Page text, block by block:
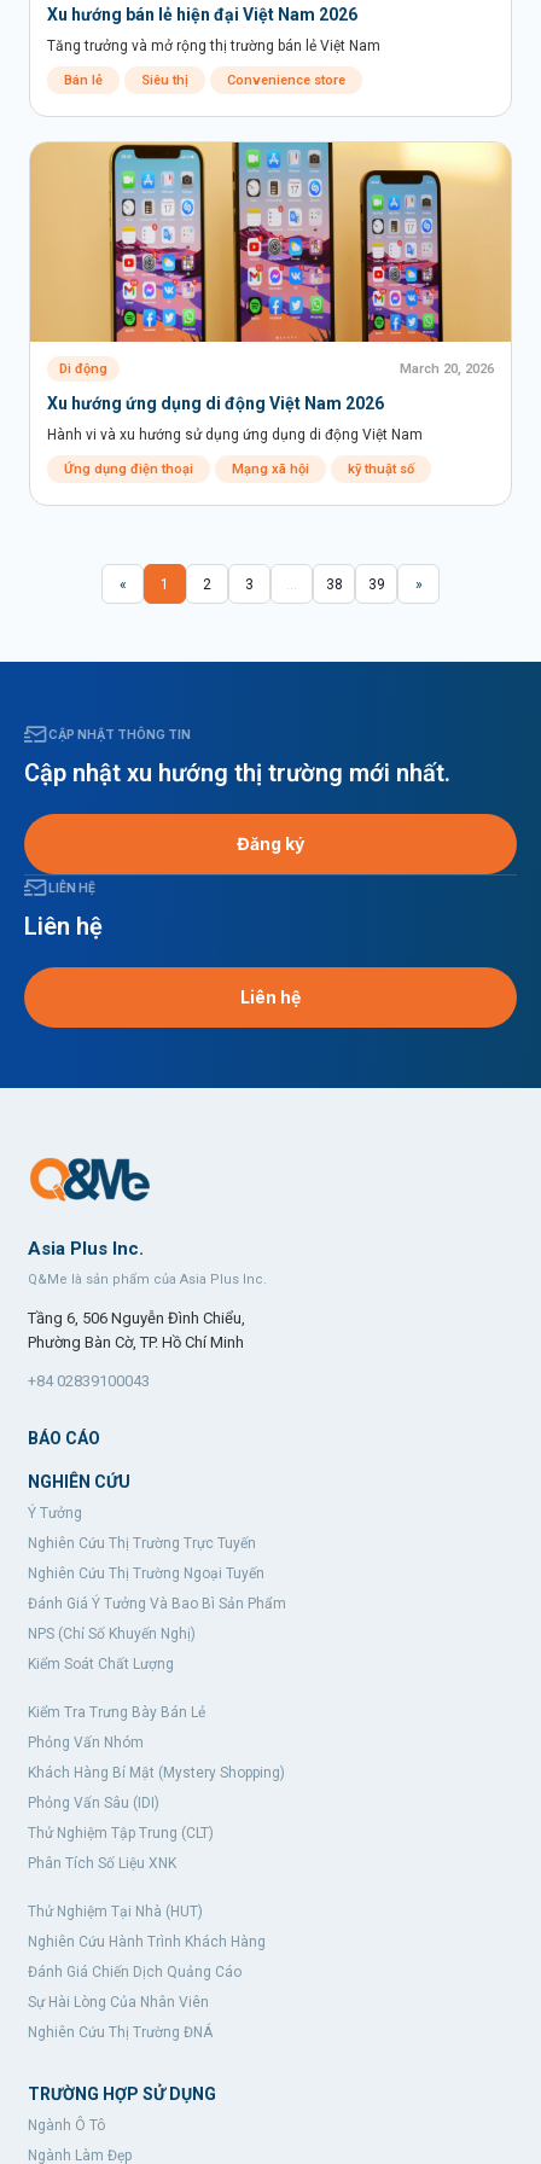
Nền kinh tế Việt Nam (1) Xu hướng tại Việt Nam (1)
Hamburger (1) Gà (1) Mì ăn liền (1)
Kiểm tra trưng bày bán lẻ (1) Phân tích bằng AI (1)
Khách đến cửa hàng (1) Thực phẩm tươi sống (1)
GT (1) MT (1) Đi chợ (1) Nhập dữ liệu (1)
Xuất xứ quốc gia (1) aging (1) kỹ thuật số (1)
Trà sữa (1) live commerce (1) Điều hòa (2)
nắng nóng (2) Cocoon (1) Món ăn Việt Nam (1)
Điểm đến Việt Nam (1) Tham quan (1) Hàng giả (1)
Hàng giả mạo (1) món mới (1) Macro trend (1)
Xu hướng bán lẻ hiện đại Việt Nam 2026
Tăng trưởng và mở rộng thị trường bán lẻ Việt Nam
Bán lẻ Siêu thị Convenience store
Di động March 20, 2026
Xu hướng ứng dụng di động Việt Nam 2026
Hành vi và xu hướng sử dụng ứng dụng di động Việt Nam
Ứng dụng điện thoại Mạng xã hội kỹ thuật số
« 1 2 3 38 39 »
CẬP NHẬT THÔNG TIN
Cập nhật xu hướng thị trường mới nhất.
Đăng ký
LIÊN HỆ
Liên hệ
Liên hệ
Asia Plus Inc.
Q&Me là sản phẩm của Asia Plus Inc.
Tầng 6, 506 Nguyễn Đình Chiểu,
Phường Bàn Cờ, TP. Hồ Chí Minh
+84 02839100043
BÁO CÁO
NGHIÊN CỨU
Ý Tưởng
Nghiên Cứu Thị Trường Trực Tuyến
Nghiên Cứu Thị Trường Ngoại Tuyến
Đánh Giá Ý Tưởng Và Bao Bì Sản Phẩm
NPS (Chỉ Số Khuyến Nghị)
Kiểm Soát Chất Lượng
Kiểm Tra Trưng Bày Bán Lẻ
Phỏng Vấn Nhóm
Khách Hàng Bí Mật (Mystery Shopping)
Phỏng Vấn Sâu (IDI)
Thử Nghiệm Tập Trung (CLT)
Phân Tích Số Liệu XNK
Thử Nghiệm Tại Nhà (HUT)
Nghiên Cứu Hành Trình Khách Hàng
Đánh Giá Chiến Dịch Quảng Cáo
Sự Hài Lòng Của Nhân Viên
Nghiên Cứu Thị Trường ĐNÁ
TRƯỜNG HỢP SỬ DỤNG
Ngành Ô Tô
Ngành Làm Đẹp